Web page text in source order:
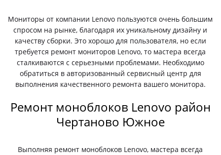
Мониторы от компании Lenovo пользуются очень большим
спросом на рынке, благодаря их уникальному дизайну и
качеству сборки. Это хорошо для пользователя, но если
требуется ремонт мониторов Lenovo, то мастера всегда
сталкиваются с серьезными проблемами. Необходимо
обратиться в авторизованный сервисный центр для
выполнения качественного ремонта вашего монитора.
Ремонт моноблоков Lenovo район
Чертаново Южное
Выполняя ремонт моноблоков Lenovo, мастера всегда